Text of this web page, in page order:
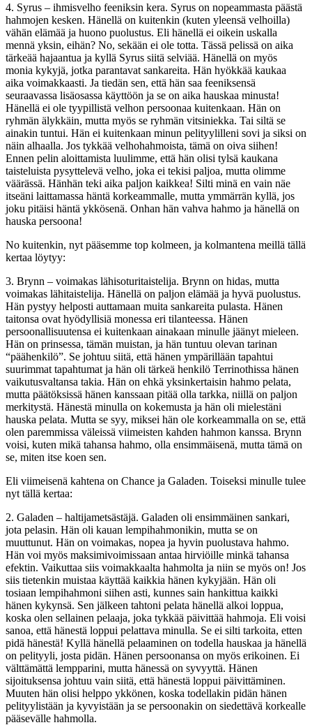
4. Syrus – ihmisvelho feeniksin kera. Syrus on nopeammasta päästä
hahmojen kesken. Hänellä on kuitenkin (kuten yleensä velhoilla)
vähän elämää ja huono puolustus. Eli hänellä ei oikein uskalla
mennä yksin, eihän? No, sekään ei ole totta. Tässä pelissä on aika
tärkeää hajaantua ja kyllä Syrus siitä selviää. Hänellä on myös
monia kykyjä, jotka parantavat sankareita. Hän hyökkää kaukaa
aika voimakkaasti. Ja tiedän sen, että hän saa feeniksensä
seuraavassa lisäosassa käyttöön ja se on aika hauskaa minusta!
Hänellä ei ole tyypillistä velhon persoonaa kuitenkaan. Hän on
ryhmän älykkäin, mutta myös se ryhmän vitsiniekka. Tai siltä se
ainakin tuntui. Hän ei kuitenkaan minun pelityylilleni sovi ja siksi on
näin alhaalla. Jos tykkää velhohahmoista, tämä on oiva siihen!
Ennen pelin aloittamista luulimme, että hän olisi tylsä kaukana
taisteluista pysyttelevä velho, joka ei tekisi paljoa, mutta olimme
väärässä. Hänhän teki aika paljon kaikkea! Silti minä en vain näe
itseäni laittamassa häntä korkeammalle, mutta ymmärrän kyllä, jos
joku pitäisi häntä ykkösenä. Onhan hän vahva hahmo ja hänellä on
hauska persoona!
No kuitenkin, nyt pääsemme top kolmeen, ja kolmantena meillä tällä
kertaa löytyy:
3. Brynn – voimakas lähisoturitaistelija. Brynn on hidas, mutta
voimakas lähitaistelija. Hänellä on paljon elämää ja hyvä puolustus.
Hän pystyy helposti auttamaan muita sankareita pulasta. Hänen
taitonsa ovat hyödyllisiä monessa eri tilanteessa. Hänen
persoonallisuutensa ei kuitenkaan ainakaan minulle jäänyt mieleen.
Hän on prinsessa, tämän muistan, ja hän tuntuu olevan tarinan
“päähenkilö”. Se johtuu siitä, että hänen ympärillään tapahtui
suurimmat tapahtumat ja hän oli tärkeä henkilö Terrinothissa hänen
vaikutusvaltansa takia. Hän on ehkä yksinkertaisin hahmo pelata,
mutta päätöksissä hänen kanssaan pitää olla tarkka, niillä on paljon
merkitystä. Hänestä minulla on kokemusta ja hän oli mielestäni
hauska pelata. Mutta se syy, miksei hän ole korkeammalla on se, että
olen paremmissa väleissä viimeisten kahden hahmon kanssa. Brynn
voisi, kuten mikä tahansa hahmo, olla ensimmäisenä, mutta tämä on
se, miten itse koen sen.
Eli viimeisenä kahtena on Chance ja Galaden. Toiseksi minulle tulee
nyt tällä kertaa:
2. Galaden – haltijametsästäjä. Galaden oli ensimmäinen sankari,
jota pelasin. Hän oli kauan lempihahmonikin, mutta se on
muuttunut. Hän on voimakas, nopea ja hyvin puolustava hahmo.
Hän voi myös maksimivoimissaan antaa hirviöille minkä tahansa
efektin. Vaikuttaa siis voimakkaalta hahmolta ja niin se myös on! Jos
siis tietenkin muistaa käyttää kaikkia hänen kykyjään. Hän oli
tosiaan lempihahmoni siihen asti, kunnes sain hankittua kaikki
hänen kykynsä. Sen jälkeen tahtoni pelata hänellä alkoi loppua,
koska olen sellainen pelaaja, joka tykkää päivittää hahmoja. Eli voisi
sanoa, että hänestä loppui pelattava minulla. Se ei silti tarkoita, etten
pidä hänestä! Kyllä hänellä pelaaminen on todella hauskaa ja hänellä
on pelityyli, josta pidän. Hänen persoonansa on myös erikoinen. Ei
välttämättä lempparini, mutta hänessä on syvyyttä. Hänen
sijoituksensa johtuu vain siitä, että hänestä loppui päivittäminen.
Muuten hän olisi helppo ykkönen, koska todellakin pidän hänen
pelityylistään ja kyvyistään ja se persoonakin on siedettävä korkealle
pääsevälle hahmolla.